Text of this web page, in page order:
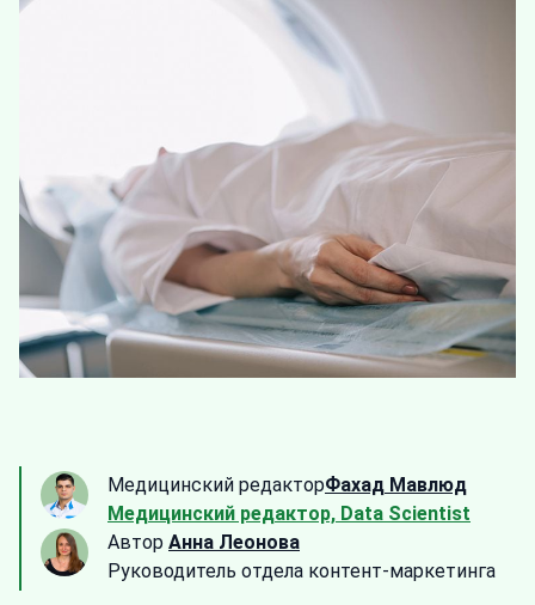
Медицинский редакторФахад Мавлюд
Медицинский редактор, Data Scientist
Автор Анна Леонова
Руководитель отдела контент-маркетинга